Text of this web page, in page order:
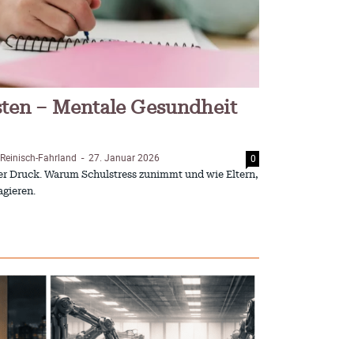
– Mentale Gesundheit
Fahrland - 27. Januar 2026 0
Druck. Warum Schulstress zunimmt und wie Eltern,